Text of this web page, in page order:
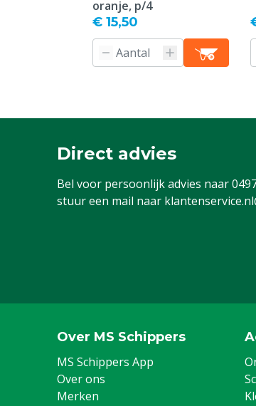
oranje, p/4
€ 15,50
Direct advies
Bel voor persoonlijk advies naar
stuur een mail naar
Over MS Schippers
MS Schippers App
Over ons
Merken